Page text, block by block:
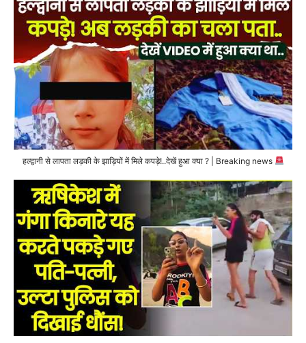
हल्द्वानी से लापता लड़की के झाड़ियों में मिले कपड़े!..देखें हुआ क्या ? | Breaking news